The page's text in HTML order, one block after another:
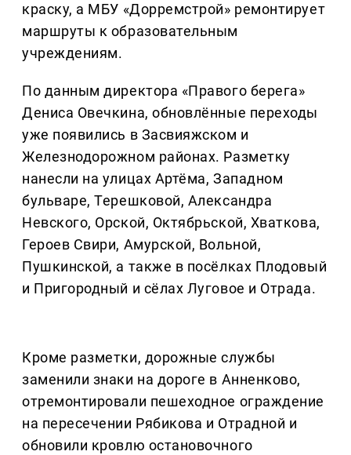
краску, а МБУ «Дорремстрой» ремонтирует
маршруты к образовательным
учреждениям.
По данным директора «Правого берега»
Дениса Овечкина, обновлённые переходы
уже появились в Засвияжском и
Железнодорожном районах. Разметку
нанесли на улицах Артёма, Западном
бульваре, Терешковой, Александра
Невского, Орской, Октябрьской, Хваткова,
Героев Свири, Амурской, Вольной,
Пушкинской, а также в посёлках Плодовый
и Пригородный и сёлах Луговое и Отрада.
Кроме разметки, дорожные службы
заменили знаки на дороге в Анненково,
отремонтировали пешеходное ограждение
на пересечении Рябикова и Отрадной и
обновили кровлю остановочного